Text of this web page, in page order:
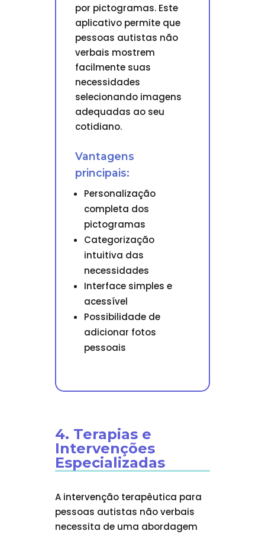
por pictogramas. Este
aplicativo permite que
pessoas autistas não
verbais mostrem
facilmente suas
necessidades
selecionando imagens
adequadas ao seu
cotidiano.
Vantagens
principais:
Personalização
completa dos
pictogramas
Categorização
intuitiva das
necessidades
Interface simples e
acessível
Possibilidade de
adicionar fotos
pessoais
4. Terapias e
Intervenções
Especializadas
A intervenção terapêutica para
pessoas autistas não verbais
necessita de uma abordagem